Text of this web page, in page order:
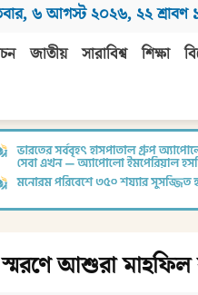
, ৬ আগস্ট ২০২৬, ২২ শ্রাবণ
জাতীয় সারাবিশ্ব শিক্ষা
স্মরণে আশুরা